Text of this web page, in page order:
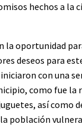
hechos a la
la oportunidad
deseos para
con una
como fue la
así como
población